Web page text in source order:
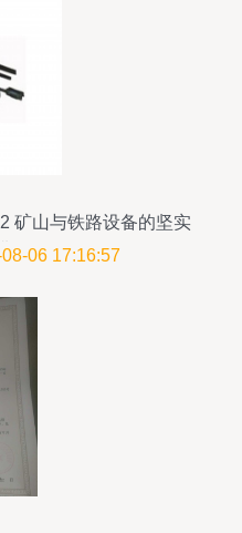
矿山与铁路设备的坚实
06 17:16:57